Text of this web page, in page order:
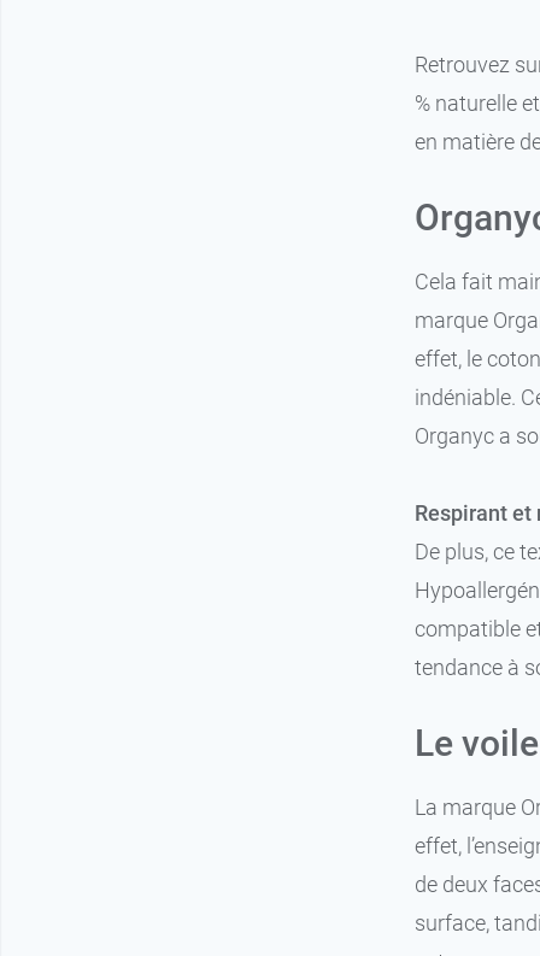
Retrouvez
% naturelle
en matière
Cela fait
marque
effet, le
indéniable.
Organyc a
Respirant
De plus, ce
compatible
tendance à
Le
La marque
effet,
de deux
surface,